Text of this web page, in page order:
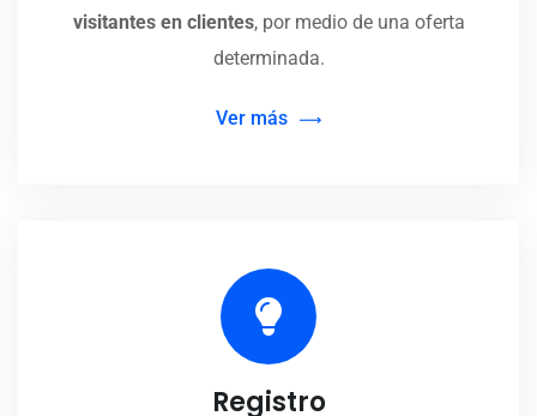
visitantes en clientes, por medio de una oferta
determinada.
Ver más
Registro